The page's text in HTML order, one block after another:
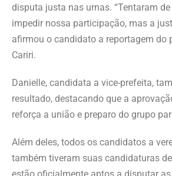
disputa justa nas urnas. “Tentaram
impedir nossa participação, mas a
afirmou o candidato a reportagem do
Cariri.
Danielle, candidata a vice-prefeita,
resultado, destacando que a
reforça a união e preparo do grupo
Além deles, todos os candidatos a
também tiveram suas candidaturas